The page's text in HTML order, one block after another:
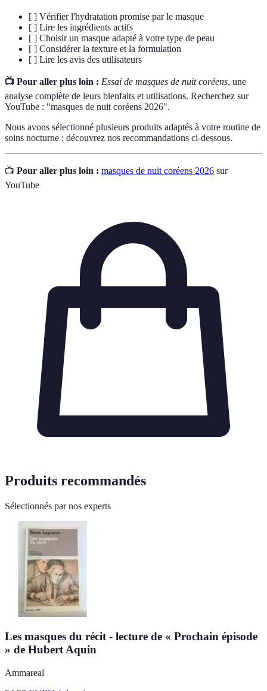
[ ] Vérifier l'hydratation promise par le masque
[ ] Lire les ingrédients actifs
[ ] Choisir un masque adapté à votre type de peau
[ ] Considérer la texture et la formulation
[ ] Lire les avis des utilisateurs
📺 Pour aller plus loin : Essai de masques de nuit coréens, une
analyse complète de leurs bienfaits et utilisations. Recherchez sur
YouTube : "masques de nuit coréens 2026".
Nous avons sélectionné plusieurs produits adaptés à votre routine de
soins nocturne ; découvrez nos recommandations ci-dessous.
📺 Pour aller plus loin : masques de nuit coréens 2026 sur
YouTube
Produits recommandés
Sélectionnés par nos experts
Les masques du récit - lecture de « Prochain épisode
» de Hubert Aquin
Ammareal